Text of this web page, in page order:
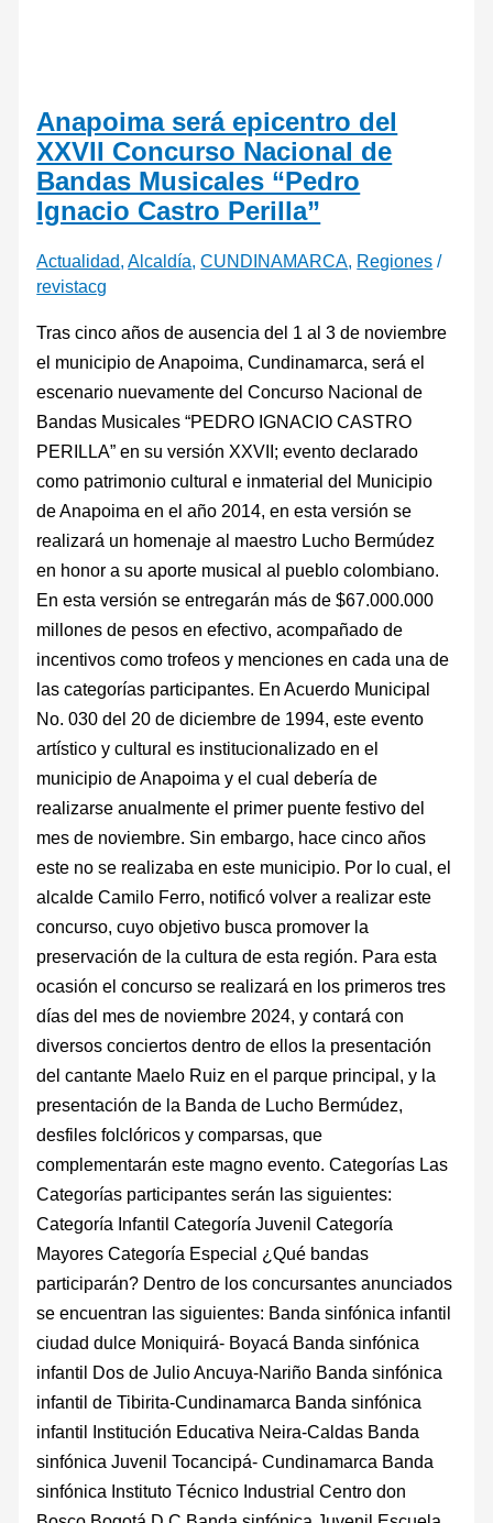
Anapoima será epicentro del
XXVII Concurso Nacional de
Bandas Musicales “Pedro
Ignacio Castro Perilla”
Actualidad,Alcaldía,CUNDINAMARCA, Regiones /
revistacg
Tras cinco años de ausencia del 1 al 3 de noviembre
el municipio de Anapoima, Cundinamarca, será el
escenario nuevamente del Concurso Nacional de
Bandas Musicales “PEDRO IGNACIO CASTRO
PERILLA” en su versión XXVII; evento declarado
como patrimonio cultural e inmaterial del Municipio
de Anapoima en el año 2014, en esta versión se
realizará un homenaje al maestro Lucho Bermúdez
en honor a su aporte musical al pueblo colombiano.
En esta versión se entregarán más de $67.000.000
millones de pesos en efectivo, acompañado de
incentivos como trofeos y menciones en cada una de
las categorías participantes. En Acuerdo Municipal
No. 030 del 20 de diciembre de 1994, este evento
artístico y cultural es institucionalizado en el
municipio de Anapoima y el cual debería de
realizarse anualmente el primer puente festivo del
mes de noviembre. Sin embargo, hace cinco años
este no se realizaba en este municipio. Por lo cual, el
alcalde Camilo Ferro, notificó volver a realizar este
concurso, cuyo objetivo busca promover la
preservación de la cultura de esta región. Para esta
ocasión el concurso se realizará en los primeros tres
días del mes de noviembre 2024, y contará con
diversos conciertos dentro de ellos la presentación
del cantante Maelo Ruiz en el parque principal, y la
presentación de la Banda de Lucho Bermúdez,
desfiles folclóricos y comparsas, que
complementarán este magno evento. Categorías Las
Categorías participantes serán las siguientes:
Categoría Infantil Categoría Juvenil Categoría
Mayores Categoría Especial ¿Qué bandas
participarán? Dentro de los concursantes anunciados
se encuentran las siguientes: Banda sinfónica infantil
ciudad dulce Moniquirá- Boyacá Banda sinfónica
infantil Dos de Julio Ancuya-Nariño Banda sinfónica
infantil de Tibirita-Cundinamarca Banda sinfónica
infantil Institución Educativa Neira-Caldas Banda
sinfónica Juvenil Tocancipá- Cundinamarca Banda
sinfónica Instituto Técnico Industrial Centro don